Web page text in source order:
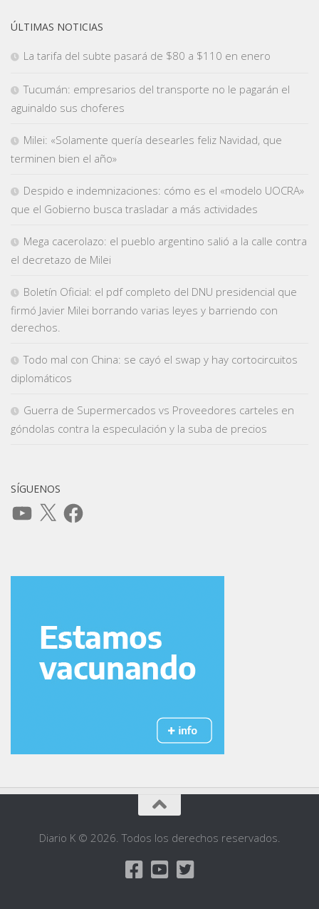
ÚLTIMAS NOTICIAS
La tarifa del subte pasará de $80 a $110 en enero
Tucumán: empresarios del transporte no le pagarán el
aguinaldo sus choferes
Milei: «Solamente quería desearles feliz Navidad, que
terminen bien el año»
Despido e indemnizaciones: cómo es el «modelo UOCRA»
que el Gobierno busca trasladar a más actividades
Mega cacerolazo: el pueblo argentino salió a la calle contra
el decretazo de Milei
Boletín Oficial: el pdf completo del DNU presidencial que
firmó Javier Milei borrando varias leyes y barriendo con
derechos.
Todo mal con China: se cayó el swap y hay cortocircuitos
diplomáticos
Guerra de Supermercados vs Proveedores carteles en
góndolas contra la especulación y la suba de precios
SÍGUENOS
YouTube
X Facebook
Diario K © 2026. Todos los derechos reservados.